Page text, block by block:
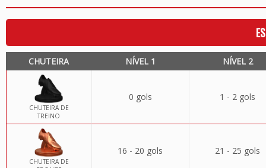
CHUTEIRA NÍVEL 1 NÍVEL 2
CHUTEIRA DE
TREINO
0 gols 1 - 2 gols
CHUTEIRA DE
16 - 20 gols 21 - 25 gols